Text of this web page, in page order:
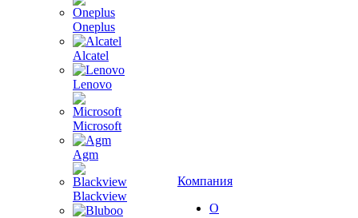
Oneplus
Alcatel
Lenovo
Microsoft
Agm
Blackview
Компания
О